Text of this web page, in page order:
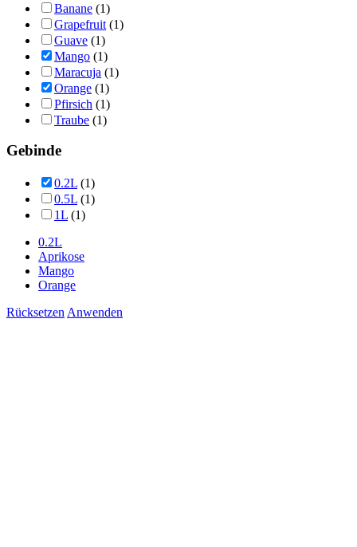
Banane (1)
Grapefruit (1)
Guave (1)
Mango (1)
Maracuja (1)
Orange (1)
Pfirsich (1)
Traube (1)
Gebinde
0.2L (1)
0.5L (1)
1L (1)
0.2L
Aprikose
Mango
Orange
Rücksetzen Anwenden